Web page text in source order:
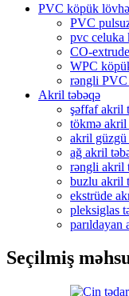
PVC köpük
PVC
pvc celuka
CO-
WPC
rəngli
Akril təbəqə
şəffaf akril
tökmə akril
akril güzgü
ağ akril
rəngli akril
buzlu akril
ekstrüde
pleksiglas
parıldayan
Seçilmiş